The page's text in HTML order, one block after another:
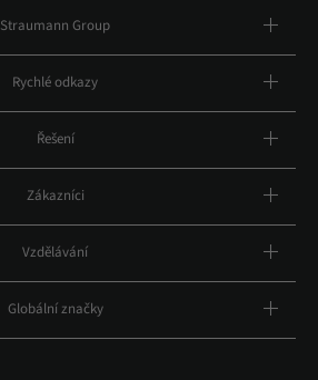
Straumann Group
Rychlé odkazy
Řešení
Zákazníci
Vzdělávání
Globální značky